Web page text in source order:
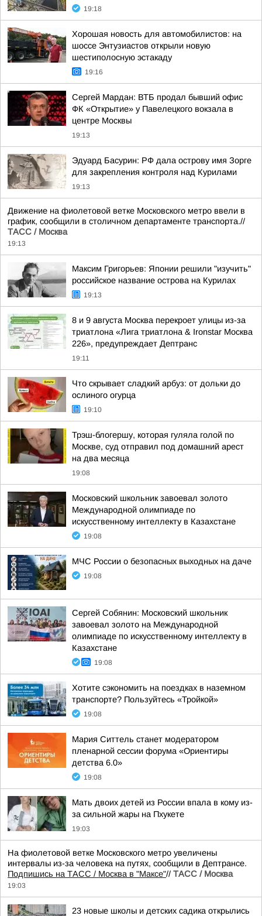
19:18
Хорошая новость для автомобилистов: на
шоссе Энтузиастов открыли новую
шестиполосную эстакаду
19:16
Сергей Мардан: ВТБ продал бывший офис
ФК «Открытие» у Павелецкого вокзала в
центре Москвы
19:13
Эдуард Басурин: РФ дала острову имя Зорге
для закрепления контроля над Курилами
19:13
Движение на фиолетовой ветке Московского метро ввели в
график, сообщили в столичном департаменте транспорта.//
ТАСС / Москва
19:13
Максим Григорьев: Японии решили "изучить"
российское название острова на Курилах
19:13
8 и 9 августа Москва перекроет улицы из-за
триатлона «Лига триатлона & Ironstar Москва
226», предупреждает Дептранс
19:11
Что скрывает сладкий арбуз: от дольки до
ослиного огурца
19:10
Трэш-блогершу, которая гуляла голой по
Москве, суд отправил под домашний арест
на два месяца
19:08
Московский школьник завоевал золото
Международной олимпиаде по
искусственному интеллекту в Казахстане
19:08
МЧС России о безопасных выходных на даче
19:08
Сергей Собянин: Московский школьник
завоевал золото на Международной
олимпиаде по искусственному интеллекту в
Казахстане
19:08
Хотите сэкономить на поездках в наземном
транспорте? Пользуйтесь «Тройкой»
19:08
Мария Ситтель станет модератором
пленарной сессии форума «Ориентиры
детства 6.0»
19:08
Мать двоих детей из России впала в кому из-
за сильной жары на Пхукете
19:03
На фиолетовой ветке Московского метро увеличены
интервалы из-за человека на путях, сообщили в Дептрансе.
Подпишись на ТАСС / Москва в "Максе"// ТАСС / Москва
19:03
23 новые школы и детских садика открылись